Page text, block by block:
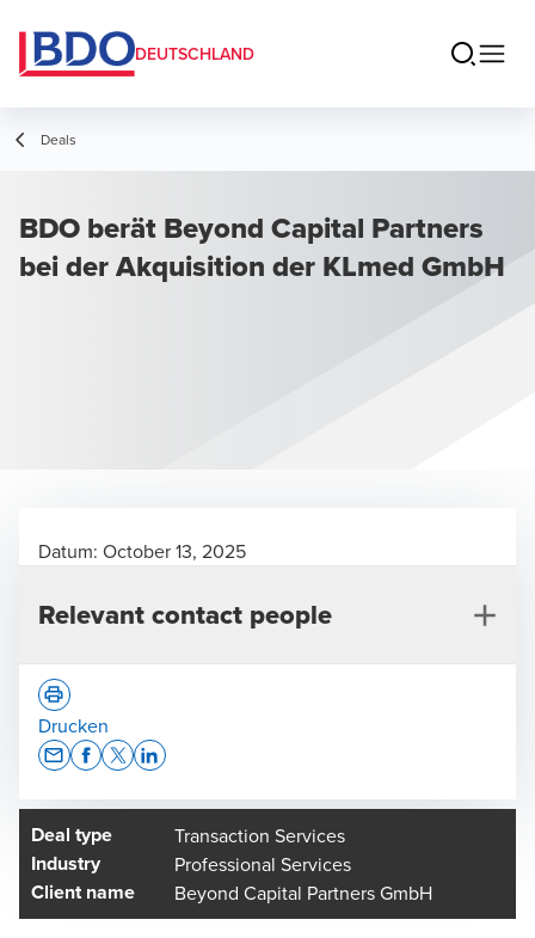
DEUTSCHLAND
Deals
BDO berät Beyond Capital Partners
bei der Akquisition der KLmed GmbH
Deal type Transaction Services
Industry Professional Services
Client name Beyond Capital Partners GmbH
Datum: October 13, 2025
Relevant contact people
Frank Scholl
Chartered Financial Analyst, Partner, Deal Advisory
Drucken